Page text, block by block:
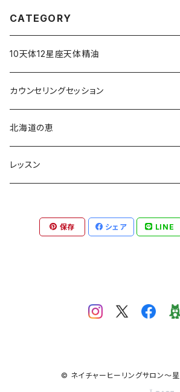
CATEGORY
10天体12星座天体精油
占星術アロマミスト
カウンセリングセッション
占星術アロマテラピー®︎
占星術フラワーエッセンス
北海道の恵
レッスン
木星ワークショップ
アロマテラピーレッスン
保存 シェア LINE
© ネイチャーヒーリングサロン〜